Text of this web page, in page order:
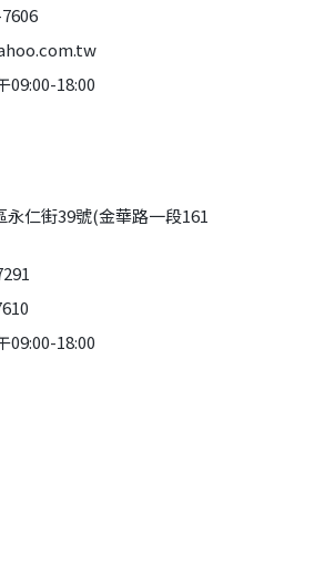
09:00-18:00
永仁街39號(金華路一段161
09:00-18:00